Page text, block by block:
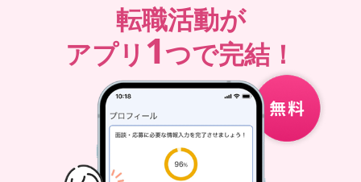
転職活動が
アプリ 1つで完結！